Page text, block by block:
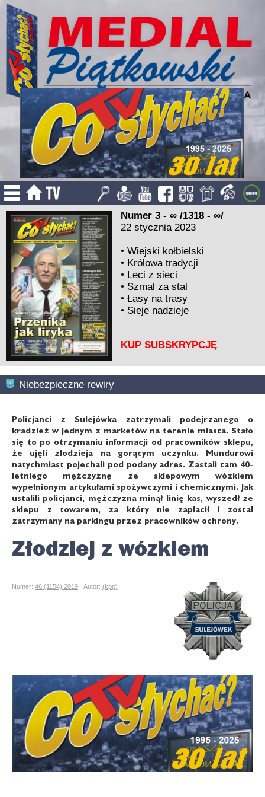
Numer 3 - ∞ /1318 - ∞/
22 stycznia 2023
•Wiejski kołbielski
• Królowa tradycji
• Leci z sieci
• Szmal za stal
•Łasy na trasy
• Sieje nadzieje
KUP SUBSKRYPCJĘ
Niebezpieczne rewiry
Policjanci z Sulejówka zatrzymali podejrzanego o
kradzież w jednym z marketów na terenie miasta. Stało
się to po otrzymaniu informacji od pracowników sklepu,
że ujęli złodzieja na gorącym uczynku. Mundurowi
natychmiast pojechali pod podany adres. Zastali tam 40-
letniego mężczyznę ze sklepowym wózkiem
wypełnionym artykułami spożywczymi i chemicznymi. Jak
ustalili policjanci, mężczyzna minął linię kas, wyszedł ze
sklepu z towarem, za który nie zapłacił i został
zatrzymany na parkingu przez pracowników ochrony.
Złodziej z wózkiem
Numer: 46 (1154) 2019 Autor: (kpp)